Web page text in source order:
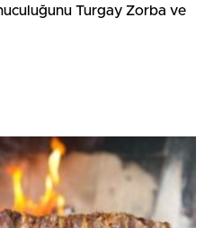
Turgay Zorba ve